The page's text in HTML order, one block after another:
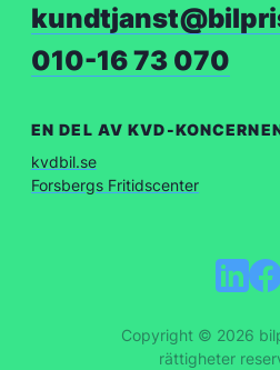
010-16 73 070
EN DEL AV KVD-
kvdbil.se
Forsbergs Fritidscenter
Copyright © 2026
rättigheter